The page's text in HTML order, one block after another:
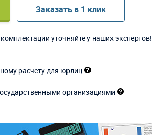
Заказать в 1 клик
уточняйте у наших экспертов!
расчету для юрлиц
организациями